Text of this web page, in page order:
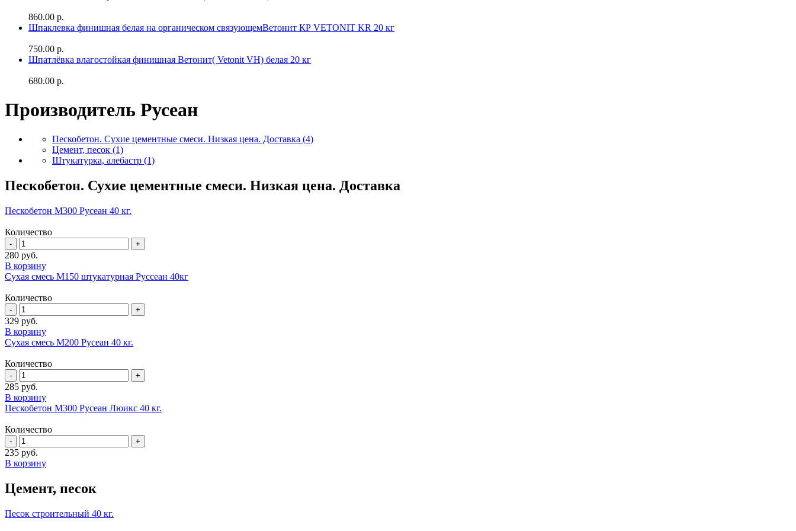
860.00 р.
Шпаклевка финишная белая на органическом связующемВетонит КР VETONIT KR 20 кг
750.00 р.
Шпатлёвка влагостойкая финишная Ветонит( Vetonit VH) белая 20 кг
680.00 р.
Производитель Русеан
Пескобетон. Сухие цементные смеси. Низкая цена. Доставка (4)
Цемент, песок (1)
Штукатурка, алебастр (1)
Пескобетон. Сухие цементные смеси. Низкая цена. Доставка
Пескобетон М300 Русеан 40 кг.
Количество
280 руб.
В корзину
Сухая смесь М150 штукатурная Руссеан 40кг
Количество
329 руб.
В корзину
Сухая смесь М200 Русеан 40 кг.
Количество
285 руб.
В корзину
Пескобетон М300 Русеан Люикс 40 кг.
Количество
235 руб.
В корзину
Цемент, песок
Песок строительный 40 кг.